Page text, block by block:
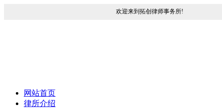
欢迎来到拓创律师事务所!
网站首页
律所介绍